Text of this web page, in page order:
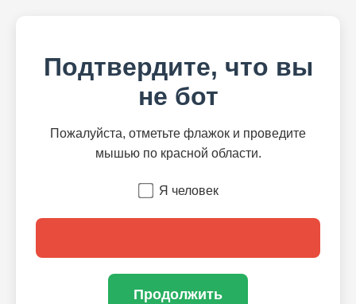
Подтвердите, что вы
не бот
Пожалуйста, отметьте флажок и проведите
мышью по красной области.
Я человек
Продолжить